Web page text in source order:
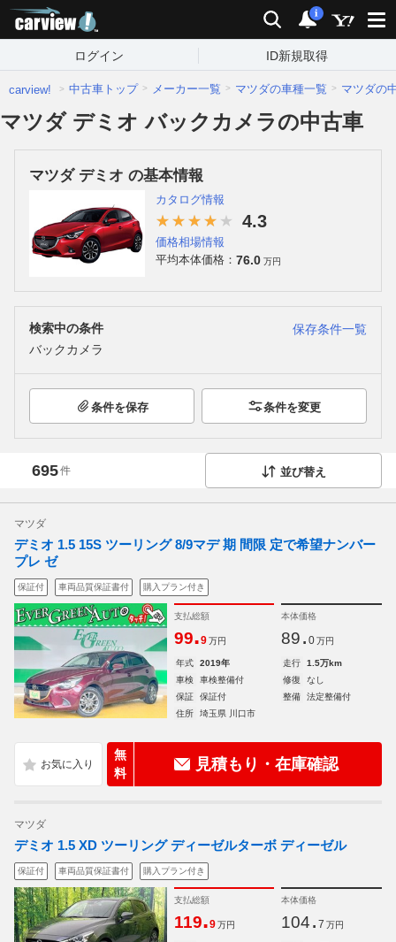
検索 通知
i
ログイン ID新規取得
carview! 中古車トップ メーカー一覧 マツダの車種一覧 マツダの
マツダ デミオ バックカメラの中古車
マツダ デミオ の基本情報
カタログ情報
4.3
価格相場情報
平均本体価格： 76.0 万円
検索中の条件
保存条件一覧
バックカメラ
条件を保存 条件を変更
695件 並び替え
マツダ
デミオ 1.5 15S ツーリング 8/9マデ 期 間限 定で希望ナンバー
プレ ゼ
保証付 車両品質保証書付 購入プラン付き
支払総額
99.9 万円
本体価格
89. 0 万円
年式 2019年 走行
1.5万km
車検
車検整備付 修復
なし
保証
保証付 整備
法定整備付
住所
埼玉県 川口市
無
料
見積もり・在庫確認
マツダ
デミオ 1.5 XD ツーリング ディーゼルターボ ディーゼル
保証付 車両品質保証書付 購入プラン付き
支払総額
119.9 万円
本体価格
104. 7 万円